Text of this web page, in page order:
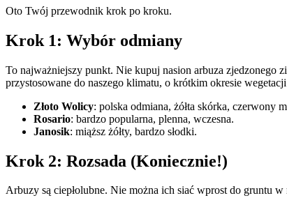
Oto Twój przewodnik krok po kroku.
Krok 1: Wybór odmiany
To najważniejszy punkt. Nie kupuj nasion arbuza zjedzonego
przystosowane do naszego klimatu, o krótkim okresie
Złoto Wolicy: polska odmiana, żółta skórka, czerwony
Rosario: bardzo popularna, plenna, wczesna.
Janosik: miąższ żółty, bardzo słodki.
Krok 2: Rozsada (Koniecznie!)
Arbuzy są ciepłolubne. Nie można ich siać wprost do gruntu